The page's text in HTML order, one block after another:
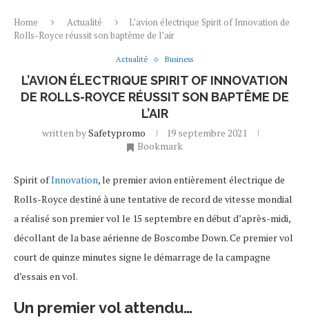
Home Actualité
L’avion électrique Spirit of Innovation de
Rolls-Royce réussit son baptême de l’air
Actualité Business
L’AVION ÉLECTRIQUE SPIRIT OF INNOVATION
DE ROLLS-ROYCE RÉUSSIT SON BAPTÊME DE
L’AIR
written bySafetypromo
19 septembre 2021
Bookmark
Spirit ofInnovation, le premier avion entièrement électrique de
Rolls-Royce destiné à une tentative de record de vitesse mondial
a réalisé son premier vol le 15 septembre en début d’après-midi,
décollant de la base aérienne de Boscombe Down. Ce premier vol
court de quinze minutes signe le démarrage de la campagne
d’essais en vol.
Un premier vol attendu…